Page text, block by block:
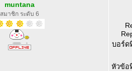
muntana
สมาชิก ระดับ 6
บอร์ด
หัวข้อ